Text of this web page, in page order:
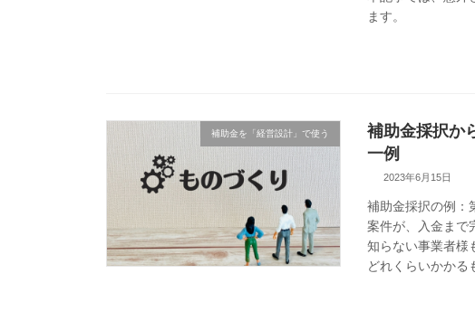
ます。
補助金を「経営設計」で使う
補助金採択か
一例
2023年6月15日
補助金採択の例：
案件が、入金まで
知らない事業者様
どれくらいかか